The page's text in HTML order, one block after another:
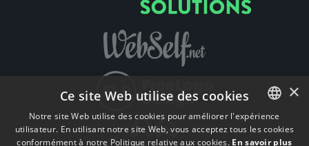
ENGLISH
×
Ce site Web utilise des cookies
Notre site Web utilise des cookies pour améliorer l'expérience
utilisateur. En utilisant notre site Web, vous acceptez tous les cookies
conformément à notre Politique relative aux cookies. En savoir plus